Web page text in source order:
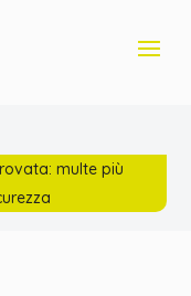
multe più